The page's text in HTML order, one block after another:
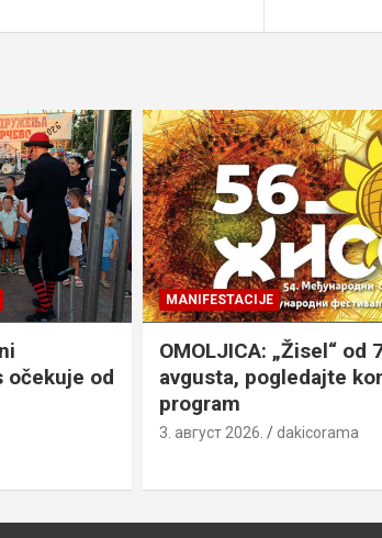
očekuje od
MANIFESTACIJE
OMOLJICA: „Žisel“ od
avgusta, pogledajte
program
3. август 2026. dakicorama